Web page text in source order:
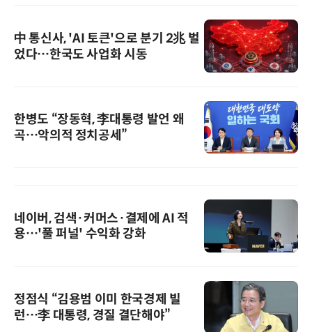
中 통신사, 'AI 토큰'으로 분기 2兆 벌
었다…한국도 사업화 시동
한병도 “장동혁, 李대통령 발언 왜
곡…악의적 정치공세”
네이버, 검색·커머스·결제에 AI 적
용…'풀 퍼널' 수익화 강화
정점식 “김용범 이미 한국경제 빌
런…李 대통령, 경질 결단해야”